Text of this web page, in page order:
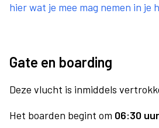
hier wat je mee mag nemen in je
Gate en boarding
Deze vlucht is inmiddels
Het boarden begint om 06:30 uur